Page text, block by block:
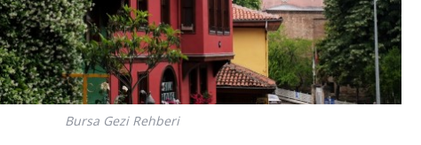
Bursa Gezi Rehberi
Avrupalı Şehri
Denilince Akla Gelen “O”
Şehir